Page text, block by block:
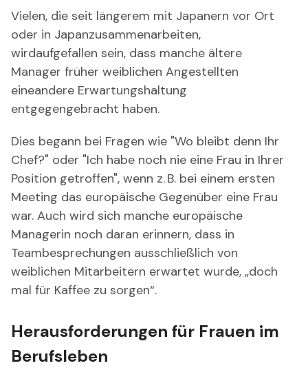
Vielen, die seit längerem mit Japanern vor Ort
oder in Japanzusammenarbeiten,
wirdaufgefallen sein, dass manche ältere
Manager früher weiblichen Angestellten
eineandere Erwartungshaltung
entgegengebracht haben.
Dies begann bei Fragen wie "Wo bleibt denn Ihr
Chef?" oder "Ich habe noch nie eine Frau in Ihrer
Position getroffen", wenn z. B. bei einem ersten
Meeting das europäische Gegenüber eine Frau
war. Auch wird sich manche europäische
Managerin noch daran erinnern, dass in
Teambesprechungen ausschließlich von
weiblichen Mitarbeitern erwartet wurde, „doch
mal für Kaffee zu sorgen“.
Herausforderungen für Frauen im
Berufsleben